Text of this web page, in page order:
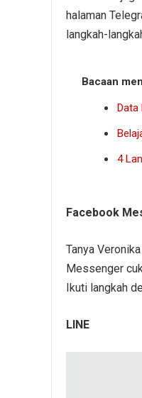
halaman
langkah-
Bacaan
Data
4
Facebook
Tanya
Messenger
Ikuti langkah
LINE